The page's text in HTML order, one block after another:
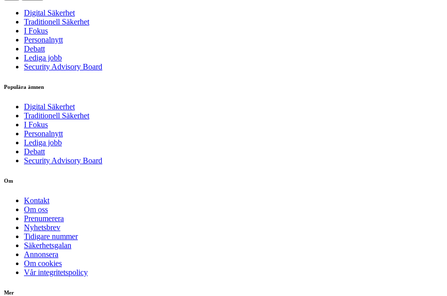
Digital Säkerhet
Traditionell Säkerhet
I Fokus
Personalnytt
Debatt
Lediga jobb
Security Advisory Board
Populära ämnen
Digital Säkerhet
Traditionell Säkerhet
I Fokus
Personalnytt
Lediga jobb
Debatt
Security Advisory Board
Om
Kontakt
Om oss
Prenumerera
Nyhetsbrev
Tidigare nummer
Säkerhetsgalan
Annonsera
Om cookies
Vår integritetspolicy
Mer